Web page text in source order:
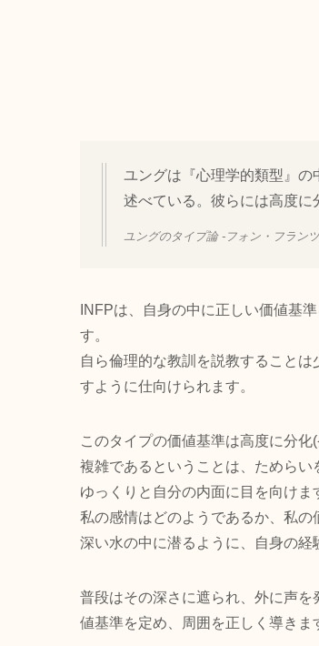
ユングは『心理学的類型』
述べている。彼らには高度に
ユングのタイプ論 -フォン・フラン
INFPは、自身の中に正しい価値基
す。
自ら倫理的な教訓を説教すること
すように仕向けられます。
このタイプの価値基準は高度に分化
複雑であるということは、ためら
ゆっくりと自分の内面に目を向けま
私の感情はどのようであるか、私
深い水の中に潜るように、自身の経
普段はその深さに遮られ、外に声
値基準を定め、周囲を正しく導きま